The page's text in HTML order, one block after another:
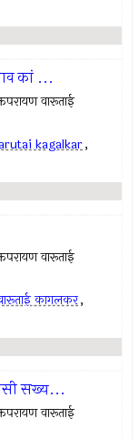
कां ...
वारूताई
kagalkar,
वारूताई
कागलकर,
सख्य...
वारूताई